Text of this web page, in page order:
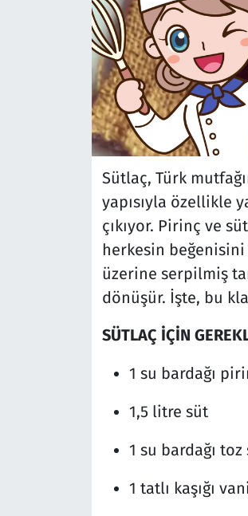
Sütlaç, Türk
yapısıyla özellikle
çıkıyor. Pirinç ve
herkesin beğenisini
üzerine serpilmiş
dönüşür. İşte, bu
SÜTLAÇ İÇİN
1 su bardağı
1,5 litre süt
1 su bardağı toz
1 tatlı kaşığı